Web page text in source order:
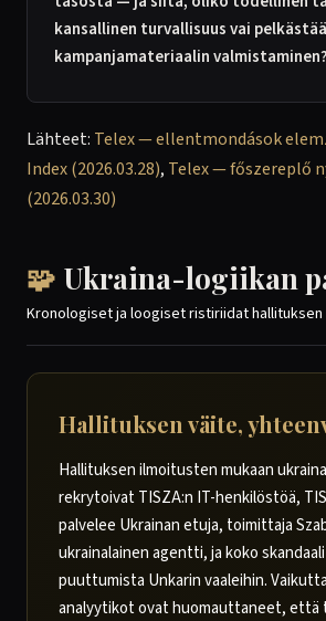
kansallinen turvallisuus vai
kampanjamateriaalin valmistaminen?
Lähteet: Telex — ellentmondások
Index (2026.03.28), Telex — főszereplő
(2026.03.30)
🧩 Ukraina-logiikan
Kronologiset ja loogiset ristiriidat hallituksen
Hallituksen väite,
Hallituksen ilmoitusten mukaan
rekrytoivat TISZA:n IT-henkilöstöä,
palvelee Ukrainan etuja, toimittaja
ukrainalainen agentti, ja koko
puuttumista Unkarin vaaleihin.
analyytikot ovat huomauttaneet, että